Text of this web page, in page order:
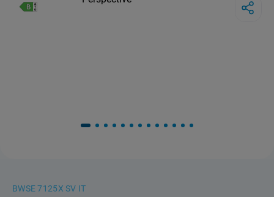
BWSE 7125X SV IT